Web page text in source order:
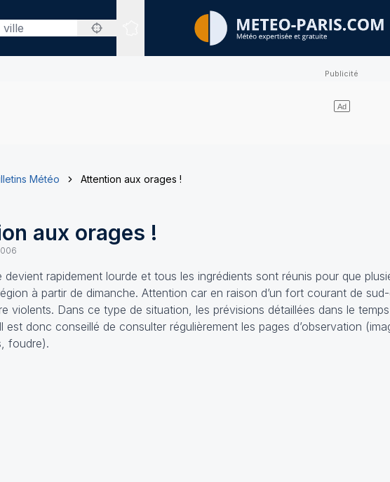
Sites expertisés
Météo Attention aux orages !
aux orages !
devient rapidement lourde et tous les ingrédients sont réunis pour que
à partir de dimanche. Attention car en raison d’un fort courant de
violents. Dans ce type de situation, les prévisions détaillées dans le
est donc conseillé de consulter régulièrement les pages d’observation
foudre).